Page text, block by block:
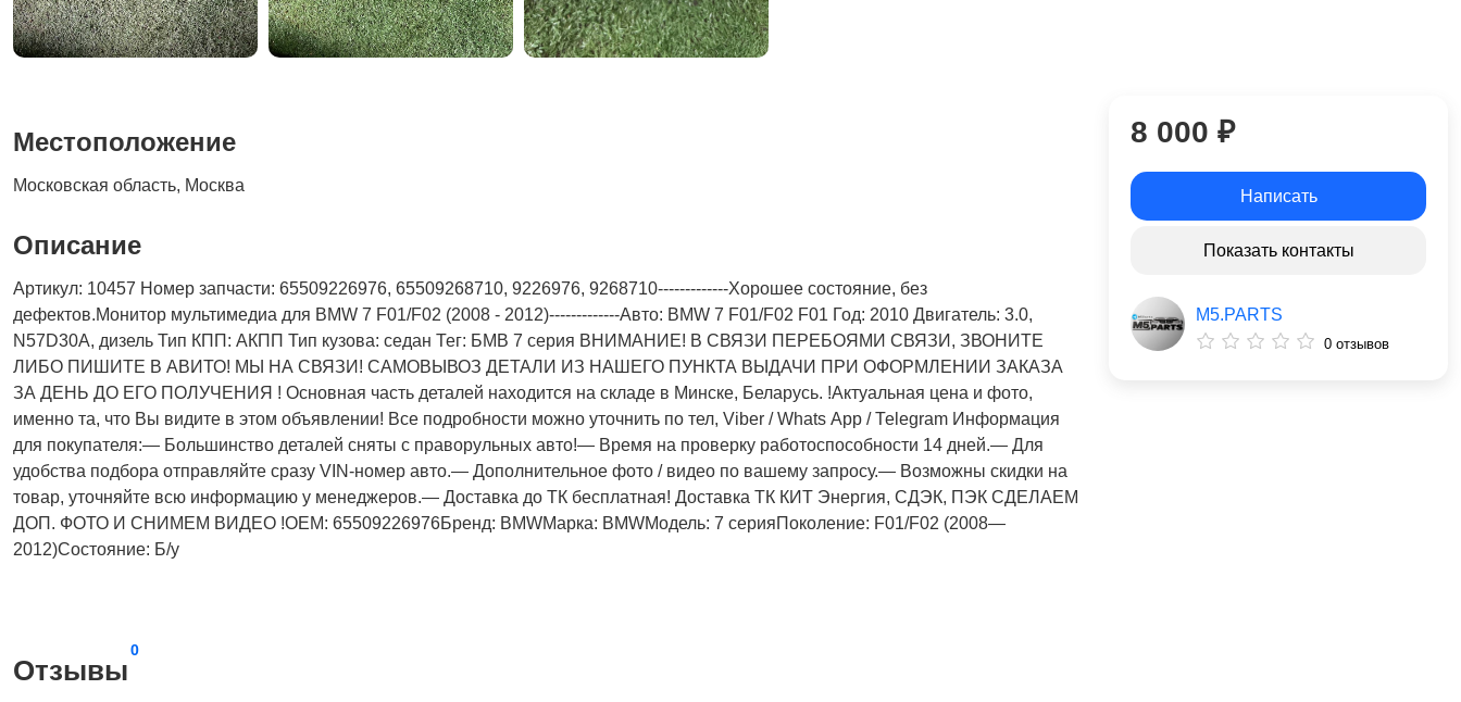
Местоположение
Московская область, Москва
Описание
Артикул: 10457 Номер запчасти: 65509226976, 65509268710, 9226976, 9268710-------------Хорошее состояние, без
дефектов.Монитор мультимедиа для BMW 7 F01/F02 (2008 - 2012)-------------Авто: BMW 7 F01/F02 F01 Год: 2010 Двигатель: 3.0,
N57D30A, дизель Тип КПП: АКПП Тип кузова: седан Тег: БМВ 7 серия ВНИМАНИЕ! В СВЯЗИ ПЕРЕБОЯМИ СВЯЗИ, ЗВОНИТЕ
ЛИБО ПИШИТЕ В АВИТО! МЫ НА СВЯЗИ! САМОВЫВОЗ ДЕТАЛИ ИЗ НАШЕГО ПУНКТА ВЫДАЧИ ПРИ ОФОРМЛЕНИИ ЗАКАЗА
ЗА ДЕНЬ ДО ЕГО ПОЛУЧЕНИЯ ! Основная часть деталей находится на складе в Минске, Беларусь. !Актуальнaя ценa и фото,
имeнно та, что Bы видите в этом oбъявлeнии! Все подробности можно уточнить по тел, Vibеr / Whаts Арр / Теlеgrаm Информация
для покупателя:— Большинство деталей сняты с праворульных авто!— Время на проверку работоспособности 14 дней.— Для
удобства подбора отправляйте сразу VIN-номер авто.— Дополнительное фото / видео по вашему запросу.— Возможны скидки на
товар, уточняйте всю информацию у менеджеров.— Доставка до ТК бесплатная! Доставка ТК КИТ Энергия, СДЭК, ПЭК СДЕЛАЕМ
ДОП. ФОТО И СНИМЕМ ВИДЕО !OEM: 65509226976Бренд: BMWМарка: BMWМодель: 7 серияПоколение: F01/F02 (2008—
2012)Состояние: Б/у
Отзывы
0
8 000 ₽
Написать
Показать контакты
M5.PARTS
0 отзывов